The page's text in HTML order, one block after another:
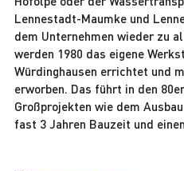
Lennestadt-Maumke und
dem Unternehmen wieder zu
werden 1980 das eigene
Würdinghausen errichtet und
erworben. Das führt in den
Großprojekten wie dem
fast 3 Jahren Bauzeit und